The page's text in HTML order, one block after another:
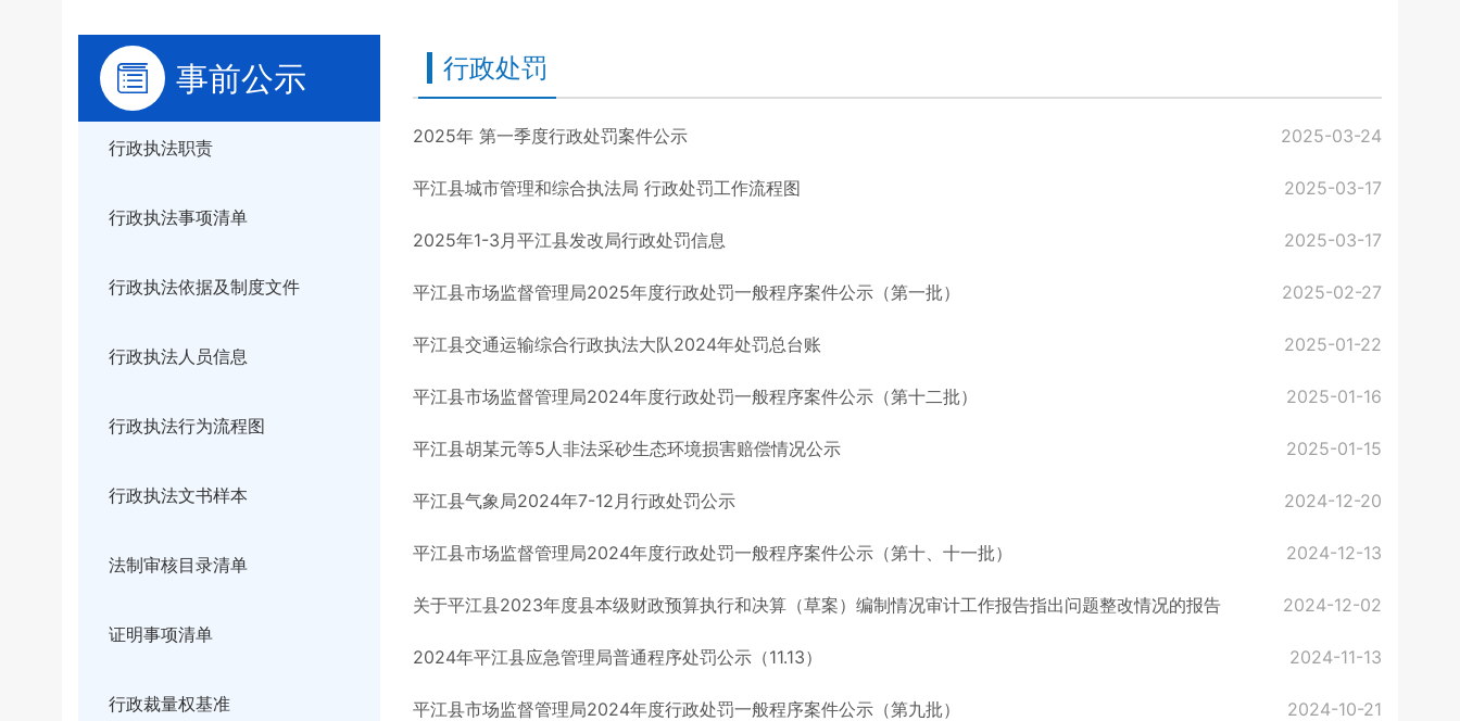
事前公示
行政执法职责
行政执法事项清单
行政执法依据及制度文件
行政执法人员信息
行政执法行为流程图
行政执法文书样本
法制审核目录清单
证明事项清单
行政裁量权基准
行政处罚
2025年 第一季度行政处罚案件公示 2025-03-24
平江县城市管理和综合执法局 行政处罚工作流程图 2025-03-17
2025年1-3月平江县发改局行政处罚信息 2025-03-17
平江县市场监督管理局2025年度行政处罚一般程序案件公示（第一批） 2025-02-27
平江县交通运输综合行政执法大队2024年处罚总台账 2025-01-22
平江县市场监督管理局2024年度行政处罚一般程序案件公示（第十二批） 2025-01-16
平江县胡某元等5人非法采砂生态环境损害赔偿情况公示 2025-01-15
平江县气象局2024年7-12月行政处罚公示 2024-12-20
平江县市场监督管理局2024年度行政处罚一般程序案件公示（第十、十一批） 2024-12-13
关于平江县2023年度县本级财政预算执行和决算（草案）编制情况审计工作报告指出问题整改情况的报告 2024-12-02
2024年平江县应急管理局普通程序处罚公示（11.13） 2024-11-13
平江县市场监督管理局2024年度行政处罚一般程序案件公示（第九批） 2024-10-21